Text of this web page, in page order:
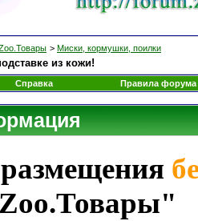
> Миски, кормушки, поилки
из кожи!
Справка Правила форума